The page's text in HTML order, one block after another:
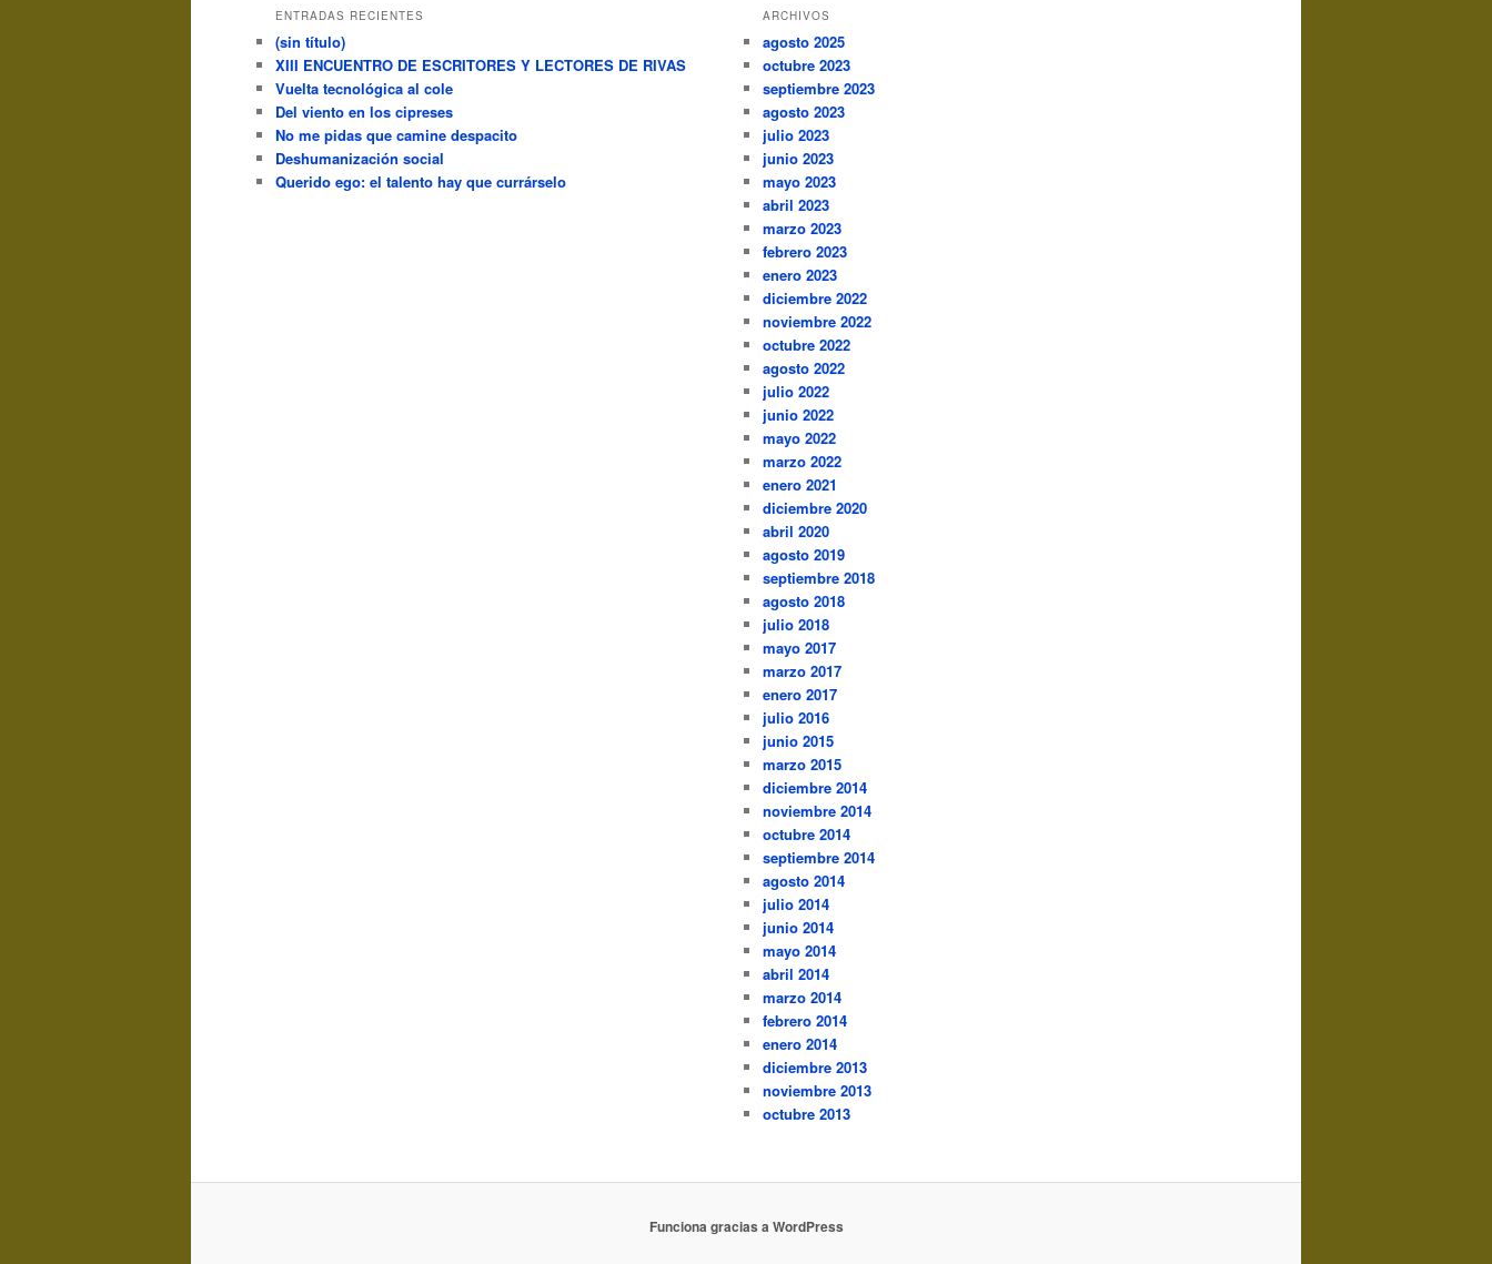
ENTRADAS RECIENTES
(sin título)
XIII ENCUENTRO DE ESCRITORES Y LECTORES DE RIVAS
Vuelta tecnológica al cole
Del viento en los cipreses
No me pidas que camine despacito
Deshumanización social
Querido ego: el talento hay que currárselo
ARCHIVOS
agosto 2025
octubre 2023
septiembre 2023
agosto 2023
julio 2023
junio 2023
mayo 2023
abril 2023
marzo 2023
febrero 2023
enero 2023
diciembre 2022
noviembre 2022
octubre 2022
agosto 2022
julio 2022
junio 2022
mayo 2022
marzo 2022
enero 2021
diciembre 2020
abril 2020
agosto 2019
septiembre 2018
agosto 2018
julio 2018
mayo 2017
marzo 2017
enero 2017
julio 2016
junio 2015
marzo 2015
diciembre 2014
noviembre 2014
octubre 2014
septiembre 2014
agosto 2014
julio 2014
junio 2014
mayo 2014
abril 2014
marzo 2014
febrero 2014
enero 2014
diciembre 2013
noviembre 2013
octubre 2013
Funciona gracias a WordPress